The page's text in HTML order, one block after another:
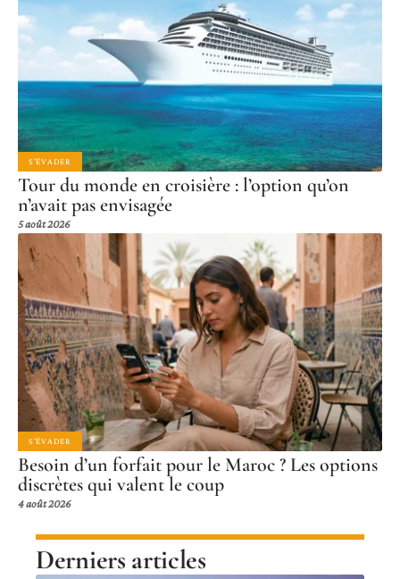
S'ÉVADER
Tour du monde en croisière : l’option qu’on
n’avait pas envisagée
5 août 2026
S'ÉVADER
Besoin d’un forfait pour le Maroc ? Les options
discrètes qui valent le coup
4 août 2026
Derniers articles